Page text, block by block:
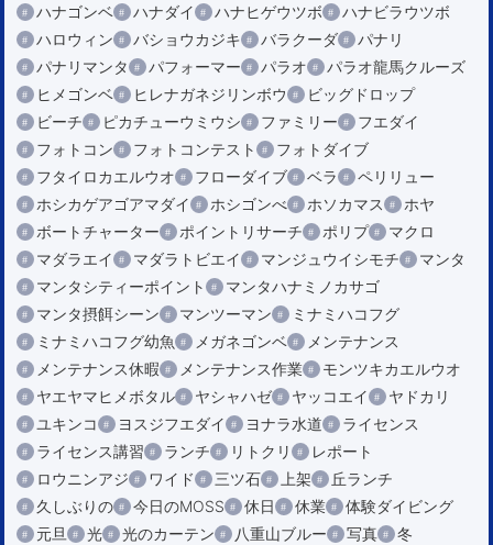
ハナゴンベ
ハナダイ ハナヒゲウツボ
ハナビラウツボ
ハロウィン
バショウカジキ バラクーダ
パナリ
パナリマンタ
パフォーマー パラオ
パラオ龍馬クルーズ
ヒメゴンベ
ヒレナガネジリンボウ
ビッグドロップ
ビーチ
ピカチューウミウシ ファミリー
フエダイ
フォトコン
フォトコンテスト
フォトダイブ
フタイロカエルウオ
フローダイブ ベラ
ペリリュー
ホシカゲアゴアマダイ
ホシゴンべ ホソカマス
ホヤ
ボートチャーター
ポイントリサーチ ポリプ
マクロ
マダラエイ
マダラトビエイ マンジュウイシモチ
マンタ
マンタシティーポイント
マンタハナミノカサゴ
マンタ摂餌シーン
マンツーマン
ミナミハコフグ
ミナミハコフグ幼魚
メガネゴンベ
メンテナンス
メンテナンス休暇
メンテナンス作業
モンツキカエルウオ
ヤエヤマヒメボタル
ヤシャハゼ ヤッコエイ
ヤドカリ
ユキンコ
ヨスジフエダイ ヨナラ水道
ライセンス
ライセンス講習
ランチ リトクリ
レポート
ロウニンアジ
ワイド 三ツ石 上架
丘ランチ
久しぶりの
今日のMOSS 休日 休業
体験ダイビング
元旦
光 光のカーテン 八重山ブルー 写真
冬